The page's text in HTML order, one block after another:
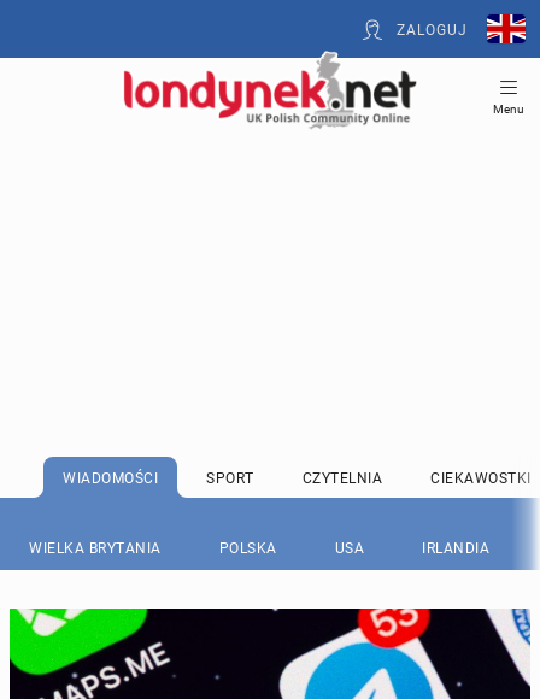
ZALOGUJ
Menu
WIADOMOŚCI SPORT CZYTELNIA CIEKAWOSTKI
WIELKA BRYTANIA POLSKA USA IRLANDIA